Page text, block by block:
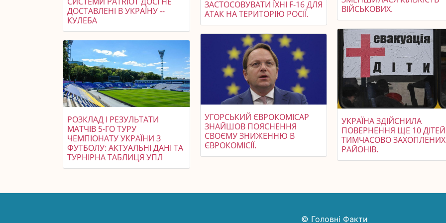
ДОСТАВЛЕНІ В УКРАЇНУ --
КУЛЕБА
РОЗКЛАД І РЕЗУЛЬТАТИ
МАТЧІВ 5-ГО ТУРУ
ЧЕМПІОНАТУ УКРАЇНИ З
ФУТБОЛУ: АКТУАЛЬНІ ДАНІ ТА
ТУРНІРНА ТАБЛИЦЯ УПЛ
ЗАСТОСОВУВАТИ ЇХНІ F-16 ДЛЯ
АТАК НА ТЕРИТОРІЮ РОСІЇ.
УГОРСЬКИЙ ЄВРОКОМІСАР
ЗНАЙШОВ ПОЯСНЕННЯ
СВОЄМУ ЗНИЖЕННЮ В
ЄВРОКОМІСІЇ.
ВІЙСЬКОВИХ.
УКРАЇНА ЗДІЙСНИЛА
ПОВЕРНЕННЯ ЩЕ 10
ТИМЧАСОВО ЗАХОПЛЕНИХ
РАЙОНІВ.
© Головні Факти